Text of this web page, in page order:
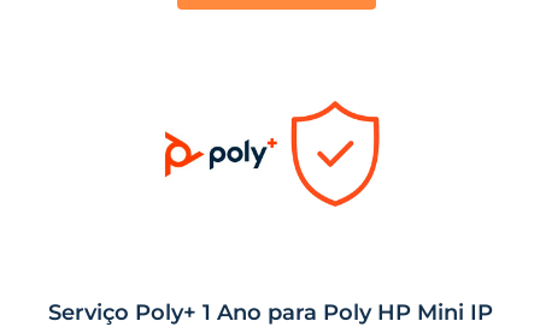
Serviço Poly+ 1 Ano para Poly HP Mini IP